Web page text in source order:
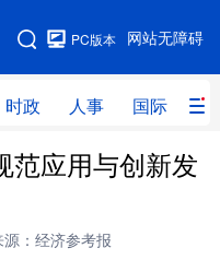
网站无障碍
PC版本
时政 人事 国际 财
时政 人事
范应用与创新发
源：经济参考报